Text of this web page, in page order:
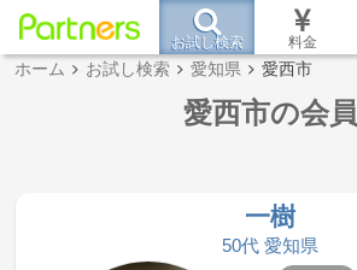
お試し検索 料金
ホーム お試し検索 愛知県 愛西市
愛西市の会員
一樹
50代 愛知県